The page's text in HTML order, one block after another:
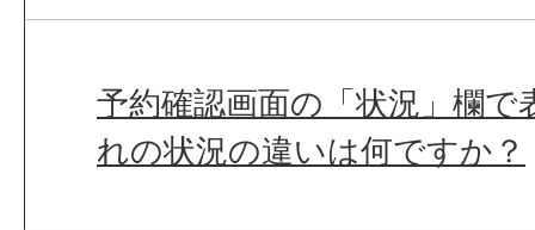
予約確認画面の「状況」欄
れの状況の違いは何ですか？